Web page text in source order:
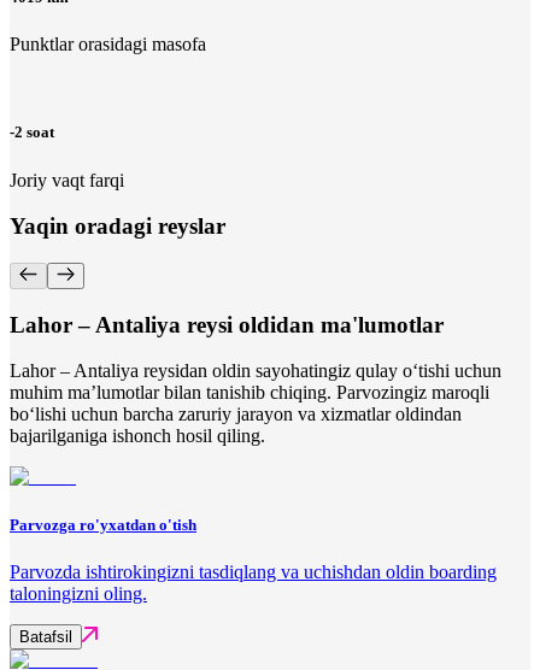
Punktlar orasidagi masofa
-2 soat
Joriy vaqt farqi
Yaqin oradagi reyslar
Lahor – Antaliya reysi oldidan ma'lumotlar
Lahor – Antaliya reysidan oldin sayohatingiz qulay o‘tishi uchun
muhim ma’lumotlar bilan tanishib chiqing. Parvozingiz maroqli
bo‘lishi uchun barcha zaruriy jarayon va xizmatlar oldindan
bajarilganiga ishonch hosil qiling.
Parvozga ro'yxatdan o'tish
Parvozda ishtirokingizni tasdiqlang va uchishdan oldin boarding
taloningizni oling.
Batafsil